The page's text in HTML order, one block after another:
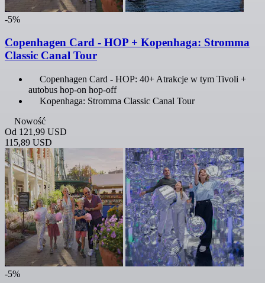
-5%
Copenhagen Card - HOP + Kopenhaga: Stromma
Classic Canal Tour
Copenhagen Card - HOP: 40+ Atrakcje w tym Tivoli +
autobus hop-on hop-off
Kopenhaga: Stromma Classic Canal Tour
Nowość
Od 121,99 USD
115,89 USD
-5%